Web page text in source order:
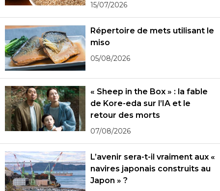
15/07/2026
Répertoire de mets utilisant le
miso
05/08/2026
« Sheep in the Box » : la fable
de Kore-eda sur l’IA et le
retour des morts
07/08/2026
L’avenir sera-t-il vraiment aux «
navires japonais construits au
Japon » ?